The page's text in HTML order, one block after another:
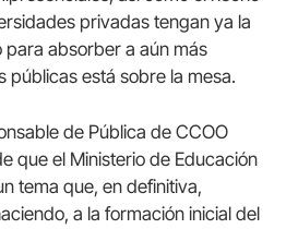
privadas tengan ya la
absorber a aún más
públicas está sobre la mesa.
de Pública de CCOO
que el Ministerio de Educación
tema que, en definitiva,
a la formación inicial del